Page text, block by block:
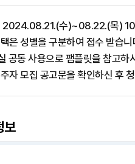
2024.08.21.(수)~08.22.(목)
은 성별을 구분하여 접수 받습
공동 사용으로 팸플릿을 참고하
자 모집 공고문을 확인하신 후
보